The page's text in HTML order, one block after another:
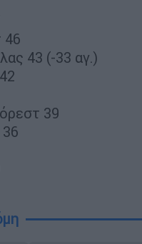
46
43 (-33 αγ.)
39